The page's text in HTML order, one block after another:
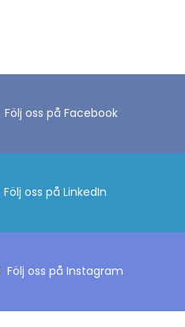
Följ oss på Facebook
Följ oss på LinkedIn
Följ oss på Instagram